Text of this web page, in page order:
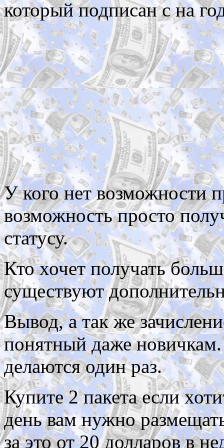
который подписан с на
У кого нет возможности
возможность просто
статусу.
Кто хочет получать
существуют
Вывод, а так же
понятный даже
делаются один раз.
Купите 2 пакета если
день вам нужно
за это от 20 долларов в